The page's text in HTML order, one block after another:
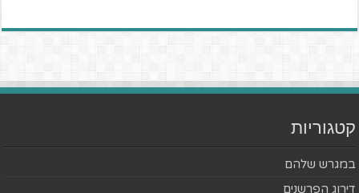
קטגוריות
במגרש שלהם
דירוג הפרשנים